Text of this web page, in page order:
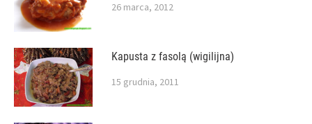
26 marca, 2012
Kapusta z fasolą (wigilijna)
15 grudnia, 2011